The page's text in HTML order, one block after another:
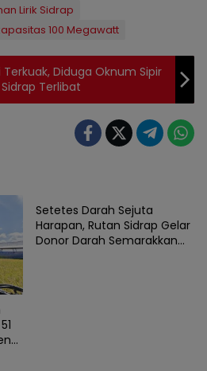
Lirik Sidrap
100 Megawatt
Diduga Oknum Sipir
Terlibat
Setetes Darah Sejuta
Harapan, Rutan Sidrap Gelar
Donor Darah Semarakkan